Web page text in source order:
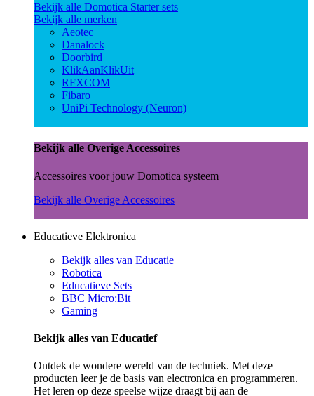
Bekijk alle Domotica Starter sets
Bekijk alle merken
Aeotec
Danalock
Doorbird
KlikAanKlikUit
RFXCOM
Fibaro
UniPi Technology (Neuron)
Bekijk alle Overige Accessoires
Accessoires voor jouw Domotica systeem
Bekijk alle Overige Accessoires
Educatieve Elektronica
Bekijk alles van Educatie
Robotica
Educatieve Sets
BBC Micro:Bit
Gaming
Bekijk alles van Educatief
Ontdek de wondere wereld van de techniek. Met deze
producten leer je de basis van electronica en programmeren.
Het leren op deze speelse wijze draagt bij aan de